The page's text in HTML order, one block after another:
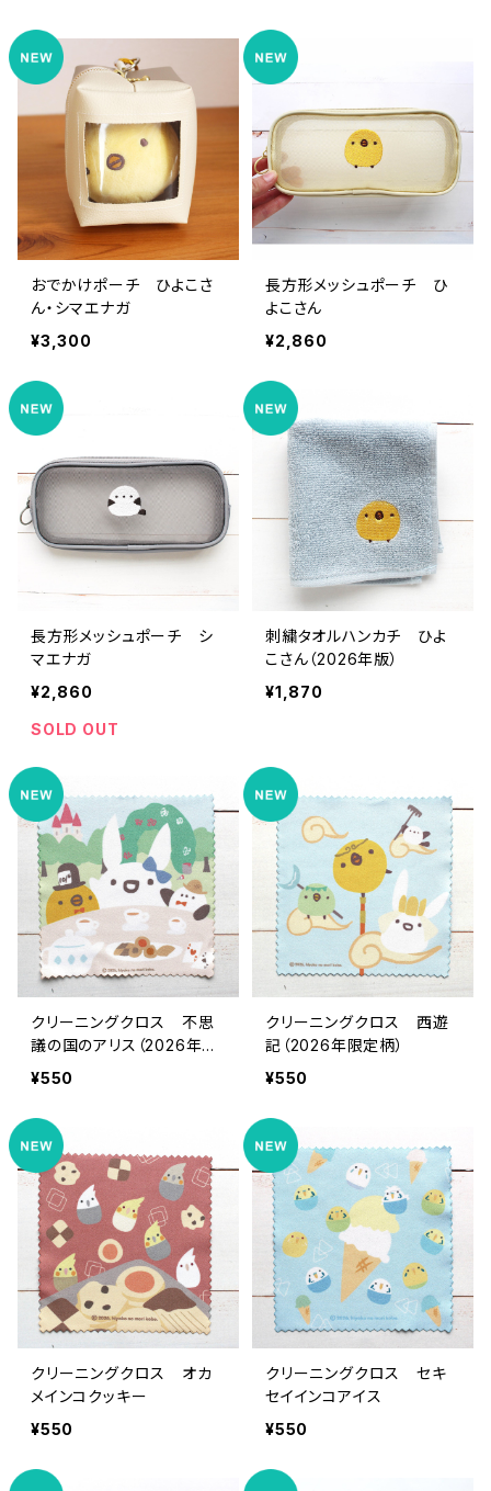
おでかけポーチ ひよこさ
ん・シマエナガ
¥3,300
長方形メッシュポーチ ひ
よこさん
¥2,860
長方形メッシュポーチ シ
マエナガ
¥2,860
SOLD OUT
刺繍タオルハンカチ ひよ
こさん（2026年版）
¥1,870
クリーニングクロス 不思
議の国のアリス（2026年限
定柄）
¥550
クリーニングクロス 西遊
記（2026年限定柄）
¥550
クリーニングクロス オカ
メインコクッキー
¥550
クリーニングクロス セキ
セイインコアイス
¥550